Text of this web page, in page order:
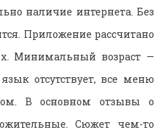
наличие интернета. Без
Приложение рассчитано
Минимальный возраст —
отсутствует, все меню
В основном отзывы о
Сюжет чем-то